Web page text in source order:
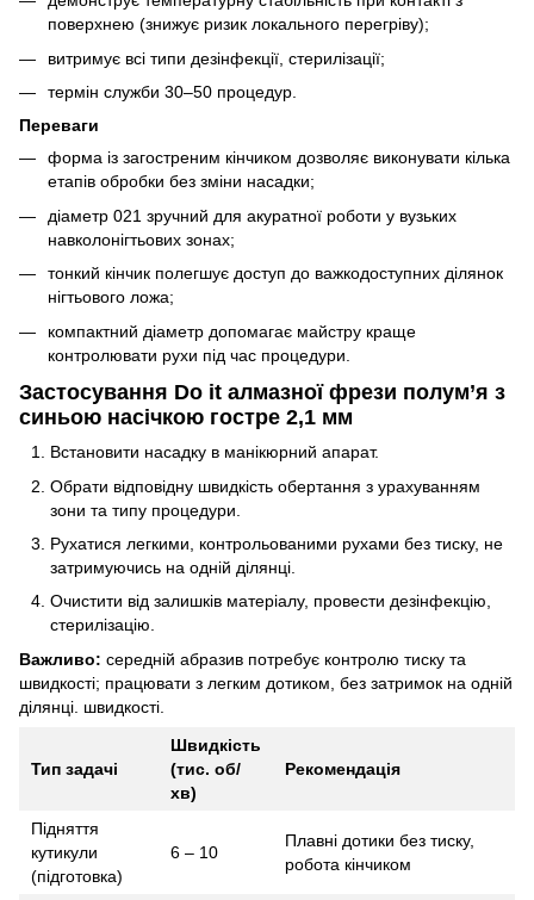
поверхнею (знижує ризик локального перегріву);
витримує всі типи дезінфекції, стерилізації;
термін служби 30–50 процедур.
Переваги
форма із загостреним кінчиком дозволяє виконувати кілька
етапів обробки без зміни насадки;
діаметр 021 зручний для акуратної роботи у вузьких
навколонігтьових зонах;
тонкий кінчик полегшує доступ до важкодоступних ділянок
нігтьового ложа;
компактний діаметр допомагає майстру краще
контролювати рухи під час процедури.
Застосування Do it алмазної фрези полум’я з
синьою насічкою гостре 2,1 мм
Встановити насадку в манікюрний апарат.
Обрати відповідну швидкість обертання з урахуванням
зони та типу процедури.
Рухатися легкими, контрольованими рухами без тиску, не
затримуючись на одній ділянці.
Очистити від залишків матеріалу, провести дезінфекцію,
стерилізацію.
Важливо: середній абразив потребує контролю тиску та
швидкості; працювати з легким дотиком, без затримок на одній
ділянці. швидкості.
Тип задачі
Швидкість
(тис. об/
хв)
Рекомендація
Підняття
кутикули
(підготовка)
6 – 10
Плавні дотики без тиску,
робота кінчиком